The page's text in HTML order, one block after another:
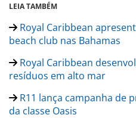
LEIA TAMBÉM
Royal Caribbean
beach club nas Bahamas
Royal Caribbean
resíduos em alto mar
R11 lança campanha de
da classe Oasis